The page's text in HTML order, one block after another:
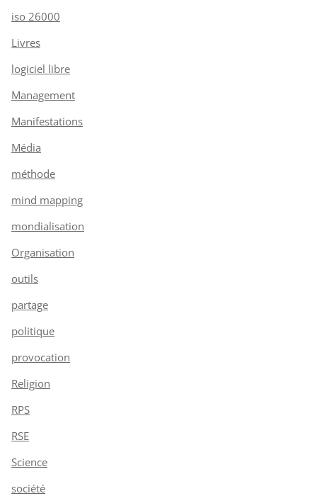
iso 26000
Livres
logiciel libre
Management
Manifestations
Média
méthode
mind mapping
mondialisation
Organisation
outils
partage
politique
provocation
Religion
RPS
RSE
Science
société